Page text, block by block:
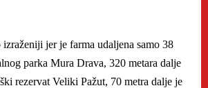
jer je farma udaljena samo 38
parka Mura Drava, 320 metara dalje
rezervat Veliki Pažut, 70 metra dalje je